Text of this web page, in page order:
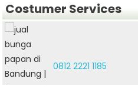
Costumer Services
0812 2221 1185